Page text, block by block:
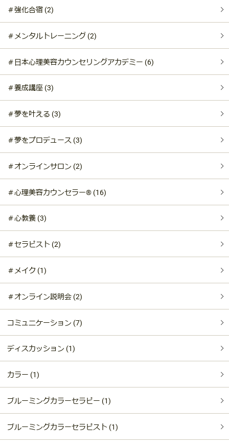
＃強化合宿 (2)
＃メンタルトレーニング (2)
＃日本心理美容カウンセリングアカデミー (6)
＃養成講座 (3)
＃夢を叶える (3)
＃夢をプロデュース (3)
＃オンラインサロン (2)
＃心理美容カウンセラー®︎ (16)
＃心教養 (3)
＃セラピスト (2)
＃メイク (1)
＃オンライン説明会 (2)
コミュニケーション (7)
ディスカッション (1)
カラー (1)
ブルーミングカラーセラピー (1)
ブルーミングカラーセラピスト (1)